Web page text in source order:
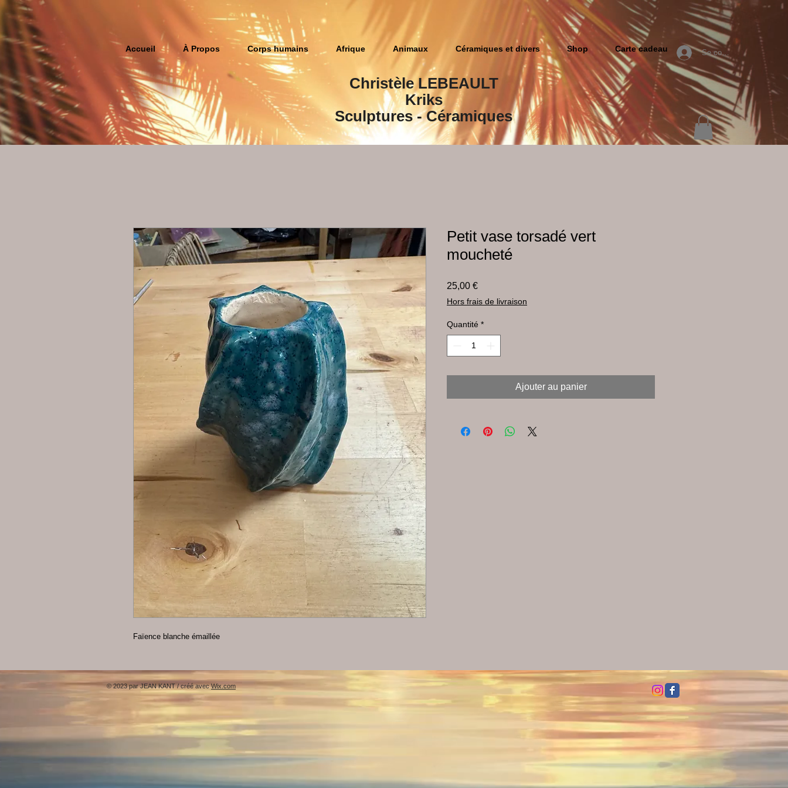
Accueil À Propos Corps humains Afrique Animaux Céramiques et divers Shop Carte cadeau Se connecter
Christèle LEBEAULT
Kriks
Sculptures​ - Céramiques
Faïence blanche émaillée
Petit vase torsadé vert
moucheté
25,00 €Prix
Hors frais de livraison
Quantité *
Ajouter au panier
© 2023 par JEAN KANT / créé avecWix.com